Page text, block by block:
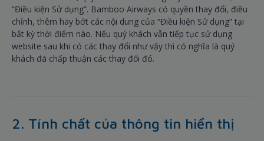
“Điều kiện Sử dụng”. Bamboo Airways có quyền thay đổi, điều
chỉnh, thêm hay bớt các nội dung của “Điều kiện Sử dụng” tại
bất kỳ thời điểm nào. Nếu quý khách vẫn tiếp tục sử dụng
website sau khi có các thay đổi như vậy thì có nghĩa là quý
khách đã chấp thuận các thay đổi đó.
2. Tính chất của thông tin hiển thị